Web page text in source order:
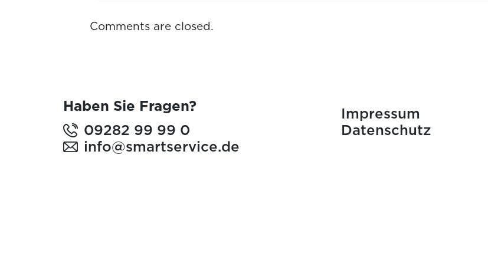
Comments are closed.
Haben Sie Fragen?
09282 99 99 0
info@smartservice.de
Impressum
Datenschutz